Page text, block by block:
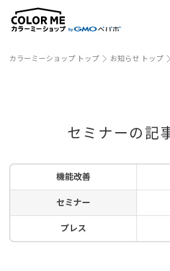
カラーミーショップ トップ お知らせ トップ
セミナーの記
機能改善
セミナー
プレス